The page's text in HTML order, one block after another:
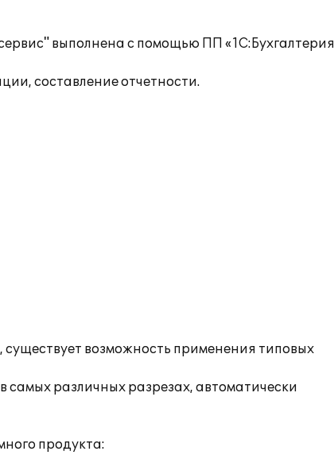
выполнена с помощью ПП «1С:Бухгалтерия
составление отчетности.
возможность применения типовых
самых различных разрезах, автоматически
продукта: